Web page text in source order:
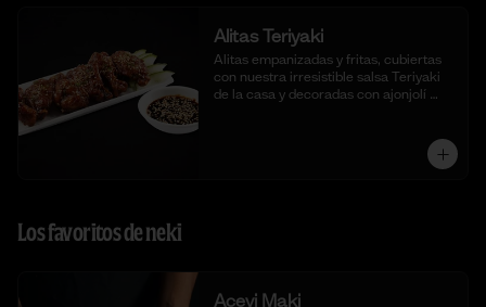
Alitas Teriyaki
Alitas empanizadas y fritas, cubiertas
con nuestra irresistible salsa Teriyaki
de la casa y decoradas con ajonjolí
Los favoritos de neki
Acevi Maki